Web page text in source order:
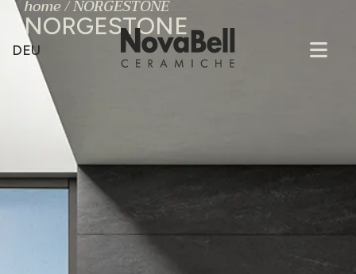
DEU
home/NORGESTONE
NORGESTONE